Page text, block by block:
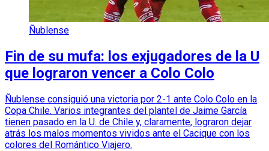
Ñublense
Fin de su mufa: los exjugadores de la U
que lograron vencer a Colo Colo
Ñublense consiguió una victoria por 2-1 ante Colo Colo en la
Copa Chile. Varios integrantes del plantel de Jaime García
tienen pasado en la U. de Chile y, claramente, lograron dejar
atrás los malos momentos vividos ante el Cacique con los
colores del Romántico Viajero.